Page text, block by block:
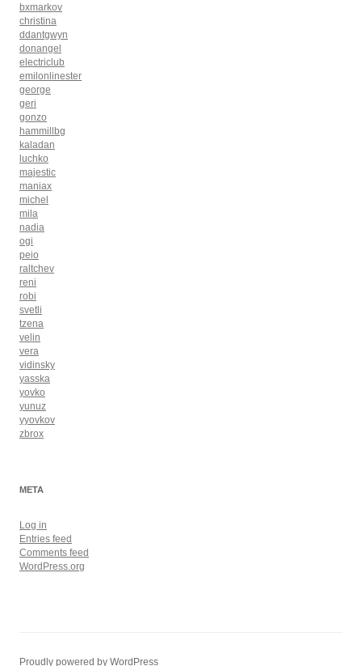
bxmarkov
christina
ddantgwyn
donangel
electriclub
emilonlinester
george
geri
gonzo
hammillbg
kaladan
luchko
majestic
maniax
michel
mila
nadia
ogi
peio
raltchev
reni
robi
svetli
tzena
velin
vera
vidinsky
yasska
yovko
yunuz
yyovkov
zbrox
META
Log in
Entries feed
Comments feed
WordPress.org
Proudly powered by WordPress